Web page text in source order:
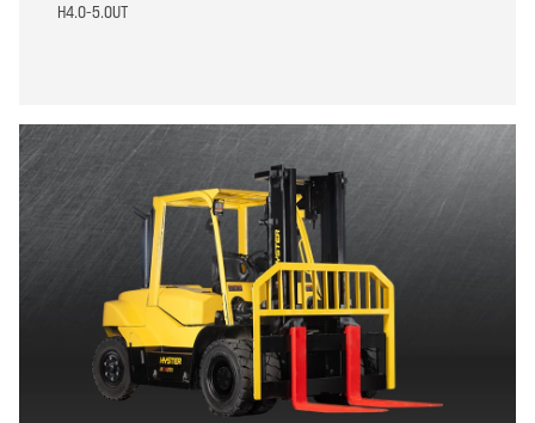
H4.0-5.0UT